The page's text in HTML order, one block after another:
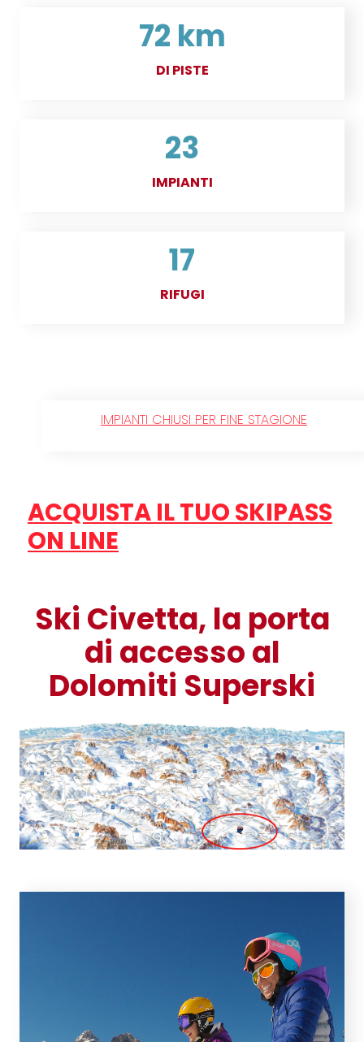
72 km
DI PISTE
23
IMPIANTI
17
RIFUGI
IMPIANTI CHIUSI PER FINE STAGIONE
ACQUISTA IL TUO SKIPASS
ON LINE
Ski Civetta, la porta
di accesso al
Dolomiti Superski